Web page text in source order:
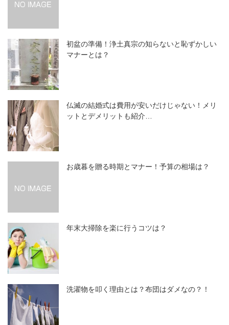
初盆の準備！浄土真宗の知らないと恥ずかしい
マナーとは？
仏滅の結婚式は費用が安いだけじゃない！メリ
ットとデメリットも紹介…
お歳暮を贈る時期とマナー！予算の相場は？
年末大掃除を楽に行うコツは？
洗濯物を叩く理由とは？布団はダメなの？！